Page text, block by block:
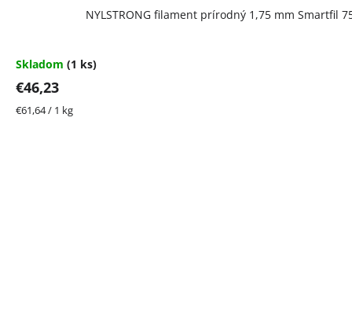
NYLSTRONG filament prírodný 1,75 mm Smartfil
Skladom (1 ks)
€46,23
Jednotková
€61,64 / 1 kg